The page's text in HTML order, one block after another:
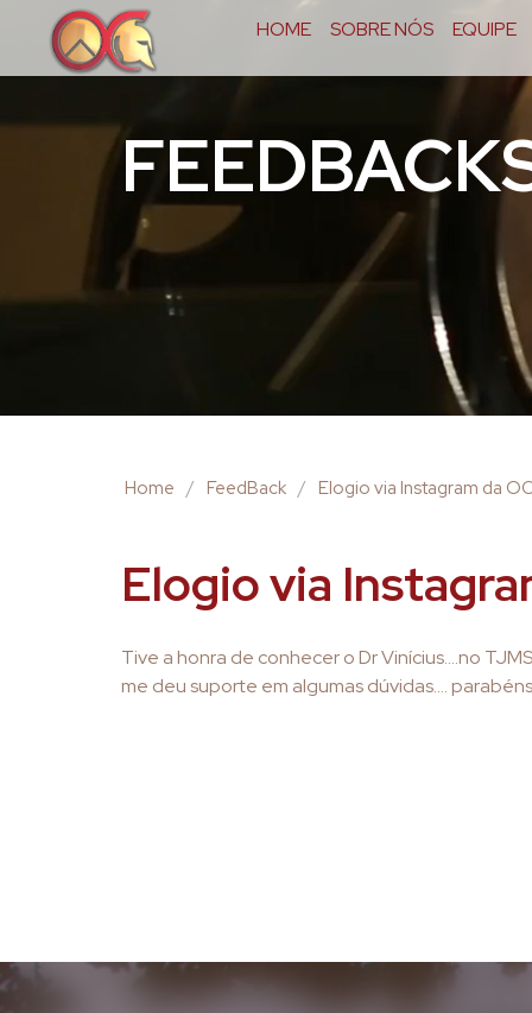
HOME SOBRE NÓS EQUIPE
Home / FeedBack / Elogio via Instagram da
Elogio via
Tive a honra de conhecer o Dr Vinícius….no
me deu suporte em algumas dúvidas….